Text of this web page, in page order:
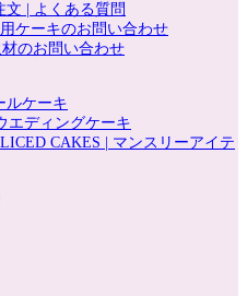
文 | よくある質問
ケーキのお問い合わせ
材のお問い合わせ
ルケーキ
エディングケーキ
CAKES | マンスリーアイテ